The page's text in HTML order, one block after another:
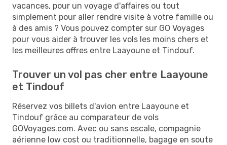
vacances, pour un voyage d'affaires ou tout
simplement pour aller rendre visite à votre famille ou
à des amis ? Vous pouvez compter sur GO Voyages
pour vous aider à trouver les vols les moins chers et
les meilleures offres entre Laayoune et Tindouf.
Trouver un vol pas cher entre Laayoune
et Tindouf
Réservez vos billets d'avion entre Laayoune et
Tindouf grâce au comparateur de vols
GOVoyages.com. Avec ou sans escale, compagnie
aérienne low cost ou traditionnelle, bagage en soute